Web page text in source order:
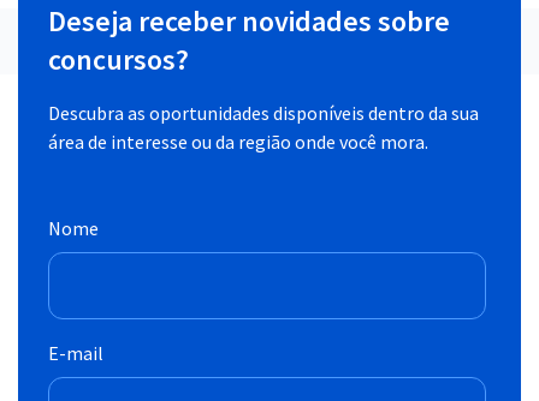
Deseja receber novidades sobre
concursos?
Descubra as oportunidades disponíveis dentro da sua
área de interesse ou da região onde você mora.
Nome
E-mail